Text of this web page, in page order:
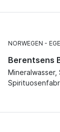
NORWEGEN
Berentsens
Mineralwasser,